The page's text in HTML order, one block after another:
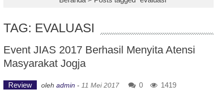
TAG: EVALUASI
Event JIAS 2017 Berhasil Menyita Atensi
Masyarakat Jogja
Review oleh admin - 11 Mei 2017 0 1419